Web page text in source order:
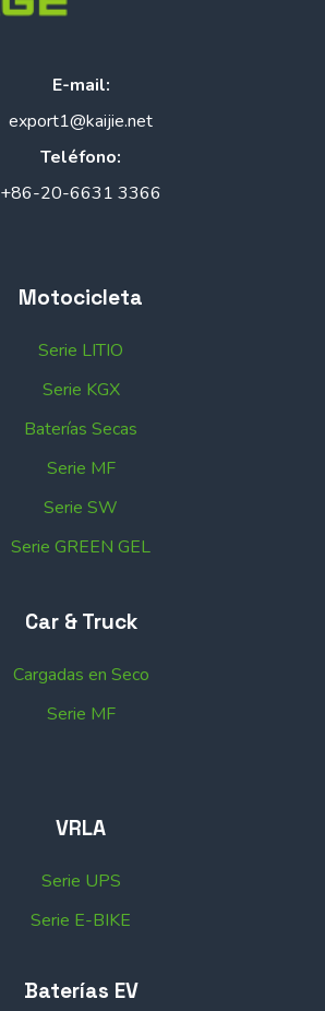
E-mail:
export1@kaijie.net
Teléfono:
+86-20-6631 3366
Motocicleta
Serie LITIO
Serie KGX
Baterías Secas
Serie MF
Serie SW
Serie GREEN GEL
Car & Truck
Cargadas en Seco
Serie MF
VRLA
Serie UPS
Serie E-BIKE
Baterías EV